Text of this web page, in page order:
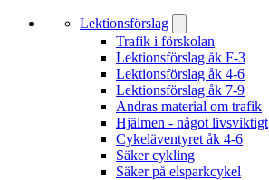
Lektionsförslag
Trafik i förskolan
Lektionsförslag åk F-3
Lektionsförslag åk 4-6
Lektionsförslag åk 7-9
Andras material om trafik
Hjälmen - något livsviktigt
Cykeläventyret åk 4-6
Säker cykling
Säker på elsparkcykel